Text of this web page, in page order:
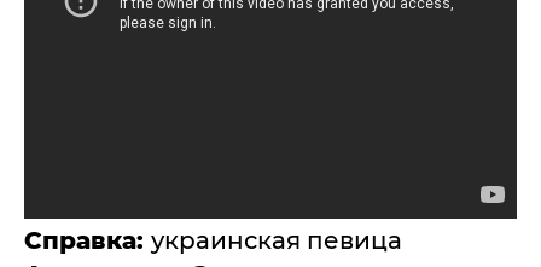
Справка: украинская певица